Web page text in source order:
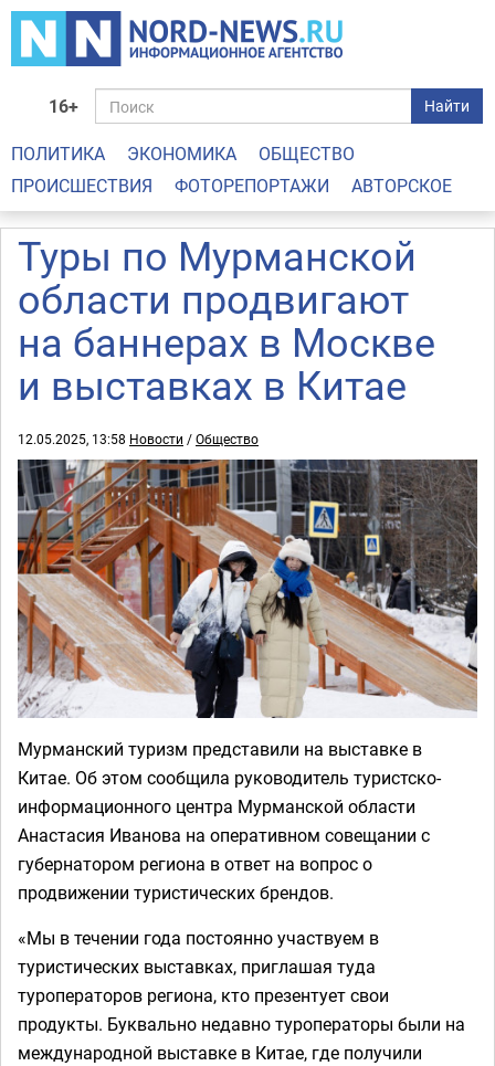
16+ Найти
ПОЛИТИКА ЭКОНОМИКА
ОБЩЕСТВО
ПРОИСШЕСТВИЯ
ФОТОРЕПОРТАЖИ АВТОРСКОЕ
Туры по Мурманской
области продвигают
на баннерах в Москве
и выставках в Китае
12.05.2025, 13:58 Новости /Общество
Мурманский туризм представили на выставке в
Китае. Об этом сообщила руководитель туристско-
информационного центра Мурманской области
Анастасия Иванова на оперативном совещании с
губернатором региона в ответ на вопрос о
продвижении туристических брендов.
«Мы в течении года постоянно участвуем в
туристических выставках, приглашая туда
туроператоров региона, кто презентует свои
продукты. Буквально недавно туроператоры были на
международной выставке в Китае, где получили